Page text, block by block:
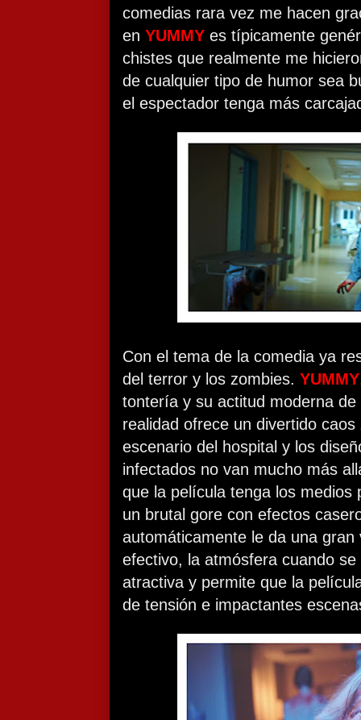
comedias rara vez me hacen
en YUMMY es típicamente
chistes que realmente me
de cualquier tipo de humor sea
el espectador tenga más
Con el tema de la comedia ya
del terror y los zombies. YUMMY
tontería y su actitud moderna
realidad ofrece un divertido
escenario del hospital y los
infectados no van mucho más
que la película tenga los medios
un brutal gore con efectos
automáticamente le da una
efectivo, la atmósfera cuando
atractiva y permite que la
de tensión e impactantes